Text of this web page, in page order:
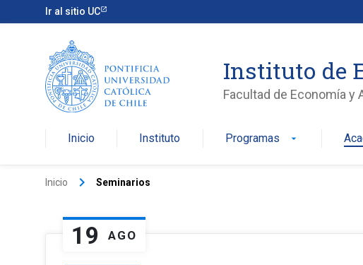
Ir al sitio UC
Instituto de
Facultad de Economía y
Inicio Instituto Programas arrow_drop_down
Inicio keyboard_arrow_right Seminarios
19 AGO